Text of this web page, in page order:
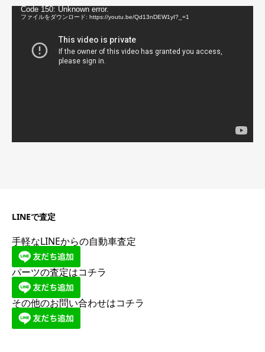
動Code 150: Unknown error.
ファイルをダウンロード: https://youtu.be/Qd13nDEW1yI?_=1
LINEで査定
手軽なLINEからの自動車査定
パーツの査定はコチラ
その他のお問い合わせはコチラ